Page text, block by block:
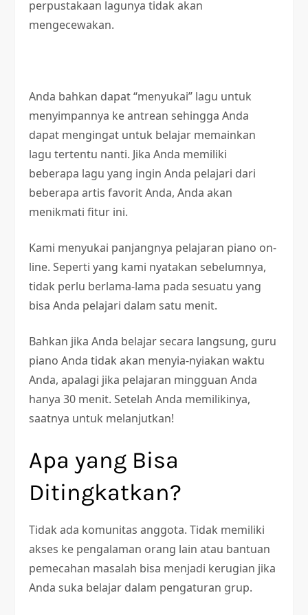
perpustakaan lagunya tidak akan
mengecewakan.
Anda bahkan dapat “menyukai” lagu untuk
menyimpannya ke antrean sehingga Anda
dapat mengingat untuk belajar memainkan
lagu tertentu nanti. Jika Anda memiliki
beberapa lagu yang ingin Anda pelajari dari
beberapa artis favorit Anda, Anda akan
menikmati fitur ini.
Kami menyukai panjangnya pelajaran piano on-
line. Seperti yang kami nyatakan sebelumnya,
tidak perlu berlama-lama pada sesuatu yang
bisa Anda pelajari dalam satu menit.
Bahkan jika Anda belajar secara langsung, guru
piano Anda tidak akan menyia-nyiakan waktu
Anda, apalagi jika pelajaran mingguan Anda
hanya 30 menit. Setelah Anda memilikinya,
saatnya untuk melanjutkan!
Apa yang Bisa
Ditingkatkan?
Tidak ada komunitas anggota. Tidak memiliki
akses ke pengalaman orang lain atau bantuan
pemecahan masalah bisa menjadi kerugian jika
Anda suka belajar dalam pengaturan grup.